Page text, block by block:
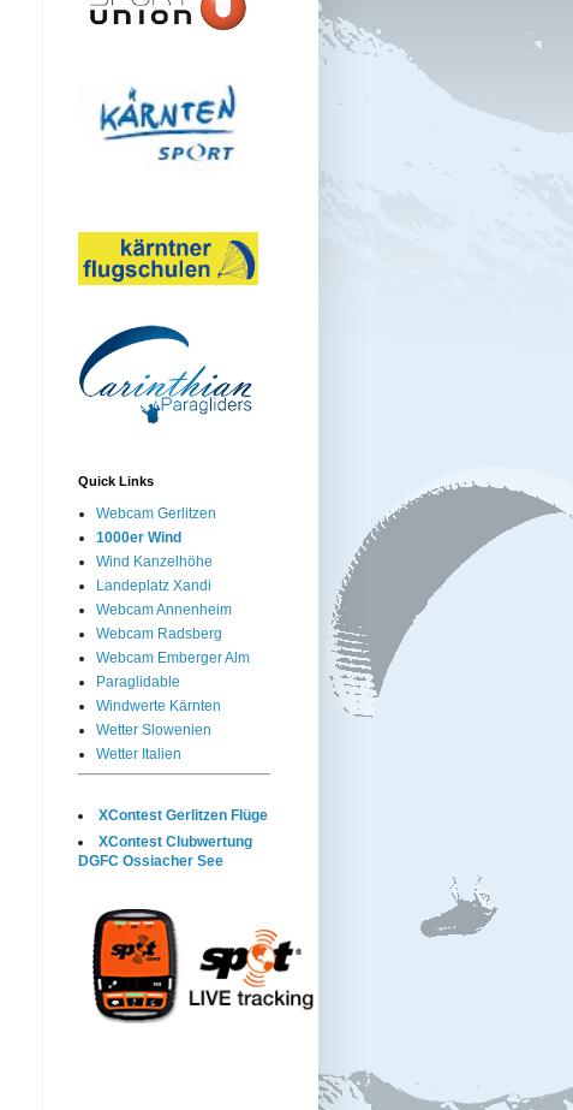
Quick Links
Webcam Gerlitzen
1000er Wind
Wind Kanzelhöhe
Landeplatz Xandi
Webcam Annenheim
Webcam Radsberg
Webcam Emberger Alm
Paraglidable
Windwerte Kärnten
Wetter Slowenien
Wetter Italien
XContest Gerlitzen Flüge
XContest Clubwertung
DGFC Ossiacher See